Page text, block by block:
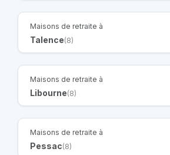
Maisons de retraite à
Talence(8)
Maisons de retraite à
Libourne(8)
Maisons de retraite à
Pessac(8)